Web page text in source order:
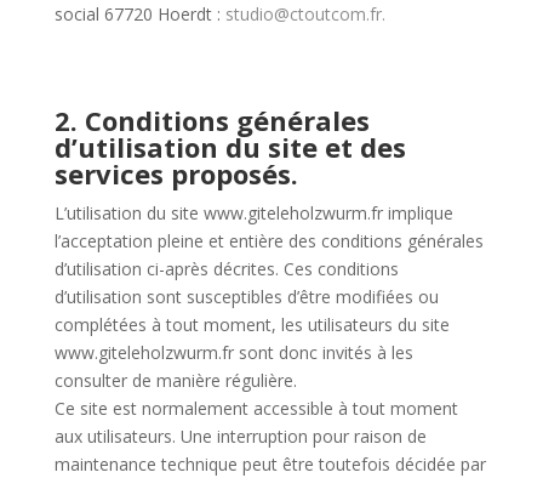
social 67720 Hoerdt : studio@ctoutcom.fr.
2. Conditions générales
d’utilisation du site et des
services proposés.
L’utilisation du site www.giteleholzwurm.fr implique
l’acceptation pleine et entière des conditions générales
d’utilisation ci-après décrites. Ces conditions
d’utilisation sont susceptibles d’être modifiées ou
complétées à tout moment, les utilisateurs du site
www.giteleholzwurm.fr sont donc invités à les
consulter de manière régulière.
Ce site est normalement accessible à tout moment
aux utilisateurs. Une interruption pour raison de
maintenance technique peut être toutefois décidée par